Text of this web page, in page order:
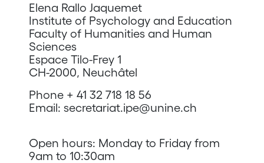
Elena Rallo Jaquemet
Institute of Psychology and Education
Faculty of Humanities and Human
Sciences
Espace Tilo-Frey 1
CH-2000, Neuchâtel
Phone + 41 32 718 18 56
Email: secretariat.ipe@unine.ch
Open hours: Monday to Friday from
9am to 10:30am